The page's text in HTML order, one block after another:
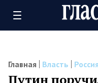
Главная Власть Россия
Путин